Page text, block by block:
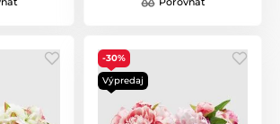
-30%
Výpredaj